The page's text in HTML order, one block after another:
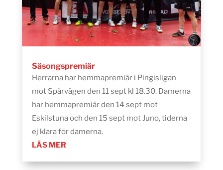
Säsongspremiär
Herrarna har hemmapremiär i Pingisligan
mot Spårvägen den 11 sept kl 18.30. Damerna
har hemmapremiär den 14 sept mot
Eskilstuna och den 15 sept mot Juno, tiderna
ej klara för damerna.
LÄS MER